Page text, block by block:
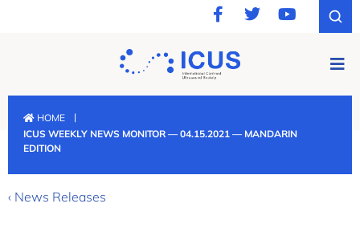
HOME
|
ICUS WEEKLY NEWS MONITOR — 04.15.2021 — MANDARIN
EDITION
‹ News Releases